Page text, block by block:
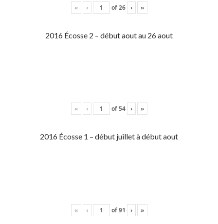
« ‹ of26 › »
2016 Écosse 2 – début aout au 26 aout
« ‹ of54 › »
2016 Écosse 1 – début juillet à début aout
« ‹ of91 › »